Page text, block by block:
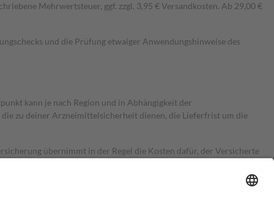
Mehrwertsteuer, ggf. zzgl. 3,95 € Versandkosten. Ab 29,00 €
und die Prüfung etwaiger Anwendungshinweise des
kann je nach Region und in Abhängigkeit der
zu deiner Arzneimittelsicherheit dienen, die Lieferfrist um die
übernimmt in der Regel die Kosten dafür, der Versicherte
Es sind jedoch nie mehr als die tatsächlichen Kosten der Leistung